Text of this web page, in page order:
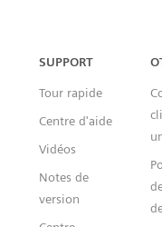
SUPPORT
Tour rapide
Centre d'aide
Vidéos
Notes de
version